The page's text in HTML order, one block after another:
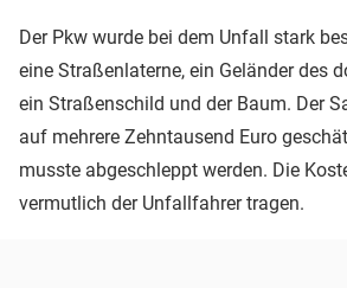
Der Pkw wurde bei dem Unfall stark
eine Straßenlaterne, ein Geländer des
ein Straßenschild und der Baum. Der
auf mehrere Zehntausend Euro
musste abgeschleppt werden. Die
vermutlich der Unfallfahrer tragen.